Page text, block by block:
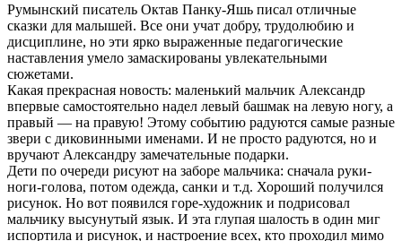
Румынский писатель Октав Панку-Яшь писал отличные
сказки для малышей. Все они учат добру, трудолюбию и
дисциплине, но эти ярко выраженные педагогические
наставления умело замаскированы увлекательными
сюжетами.
Какая прекрасная новость: маленький мальчик Александр
впервые самостоятельно надел левый башмак на левую ногу, а
правый — на правую! Этому событию радуются самые разные
звери с диковинными именами. И не просто радуются, но и
вручают Александру замечательные подарки.
Дети по очереди рисуют на заборе мальчика: сначала руки-
ноги-голова, потом одежда, санки и т.д. Хороший получился
рисунок. Но вот появился горе-художник и подрисовал
мальчику высунутый язык. И эта глупая шалость в один миг
испортила и рисунок, и настроение всех, кто проходил мимо